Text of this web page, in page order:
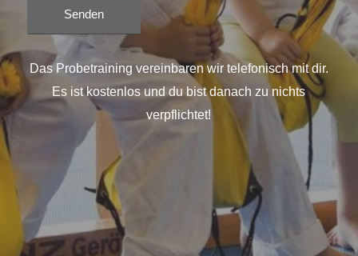
Das Probetraining vereinbaren wir telefonisch mit dir.
Es ist kostenlos und du bist danach zu nichts
verpflichtet!